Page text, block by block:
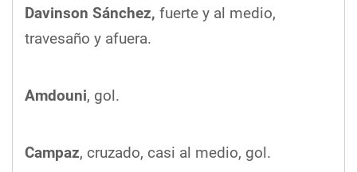
Davinson Sánchez, fuerte y al medio,
travesaño y afuera.
Amdouni, gol.
Campaz, cruzado, casi al medio, gol.